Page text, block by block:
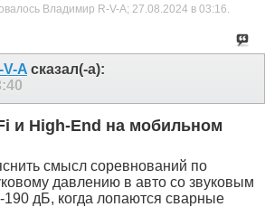
Владимир R-V-A; 27.08.2024 в 03:16.
A сказал(-а):
и High-End на мобильном
смысл соревнований по
давлению в авто со звуковым
дБ, когда лопаются сварные